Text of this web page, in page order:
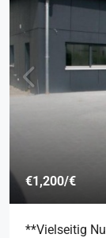
€1,200/€
**Vielseitig